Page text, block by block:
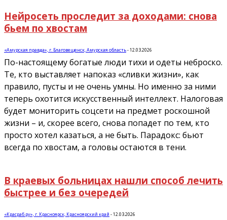
Нейросеть проследит за доходами: снова
бьем по хвостам
«Амурская правда», г. Благовещенск, Амурская область-12.03.2026
По-настоящему богатые люди тихи и одеты неброско.
Те, кто выставляет напоказ «сливки жизни», как
правило, пусты и не очень умны. Но именно за ними
теперь охотится искусственный интеллект. Налоговая
будет мониторить соцсети на предмет роскошной
жизни – и, скорее всего, снова попадет по тем, кто
просто хотел казаться, а не быть. Парадокс: бьют
всегда по хвостам, а головы остаются в тени.
В краевых больницах нашли способ лечить
быстрее и без очередей
«Красраб.ру», г. Красноярск, Красноярский край -12.03.2026